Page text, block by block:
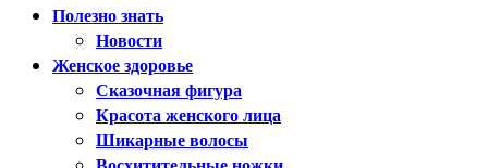
Полезно знать
Новости
Женское здоровье
Сказочная фигура
Красота женского лица
Шикарные волосы